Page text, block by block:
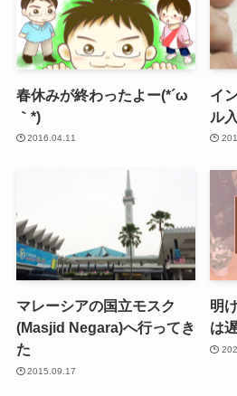
春休みが終わったよー(*´ω
｀*)
2016.04.11
イ
ル
マレーシアの国立モスク
(Masjid Negara)へ行ってき
た
2015.09.17
明
は